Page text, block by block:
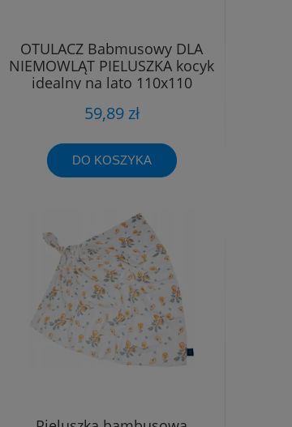
OTULACZ Babmusowy DLA
NIEMOWLĄT PIELUSZKA kocyk
idealny na lato 110x110
59,89 zł
DO KOSZYKA